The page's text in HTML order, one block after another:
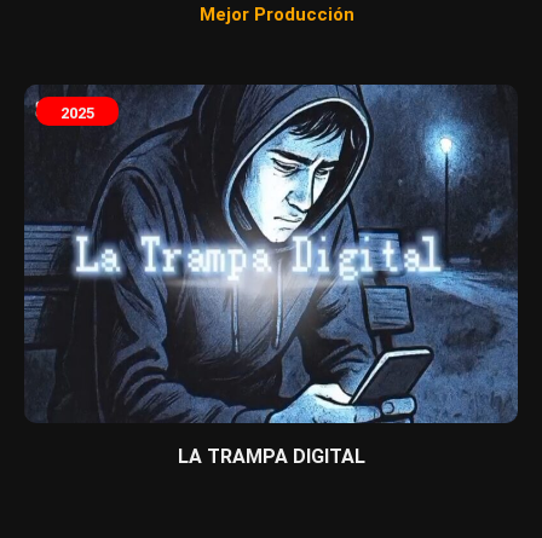
Mejor Producción
2025
LA TRAMPA DIGITAL